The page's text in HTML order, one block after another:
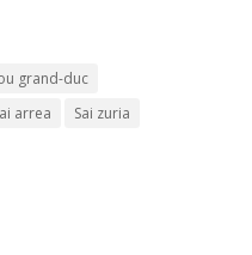
grand-duc
arrea
Sai zuria